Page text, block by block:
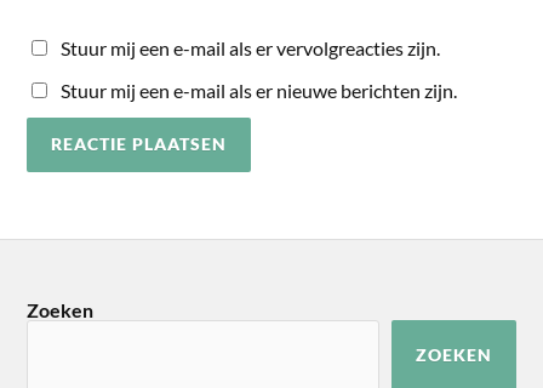
Stuur mij een e-mail als er vervolgreacties zijn.
Stuur mij een e-mail als er nieuwe berichten zijn.
Zoeken
ZOEKEN